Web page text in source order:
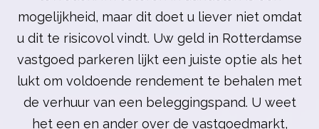
mogelijkheid, maar dit doet u liever niet omdat
u dit te risicovol vindt. Uw geld in Rotterdamse
vastgoed parkeren lijkt een juiste optie als het
lukt om voldoende rendement te behalen met
de verhuur van een beleggingspand. U weet
het een en ander over de vastgoedmarkt,